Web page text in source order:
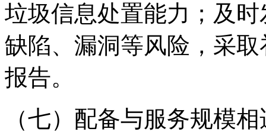
垃圾信息处置能力；及
缺陷、漏洞等风险，采
报告。
（七）配备与服务规模